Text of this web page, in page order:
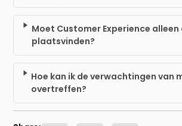
Moet Customer Experience alleen
plaatsvinden?
Hoe kan ik de verwachtingen van
overtreffen?